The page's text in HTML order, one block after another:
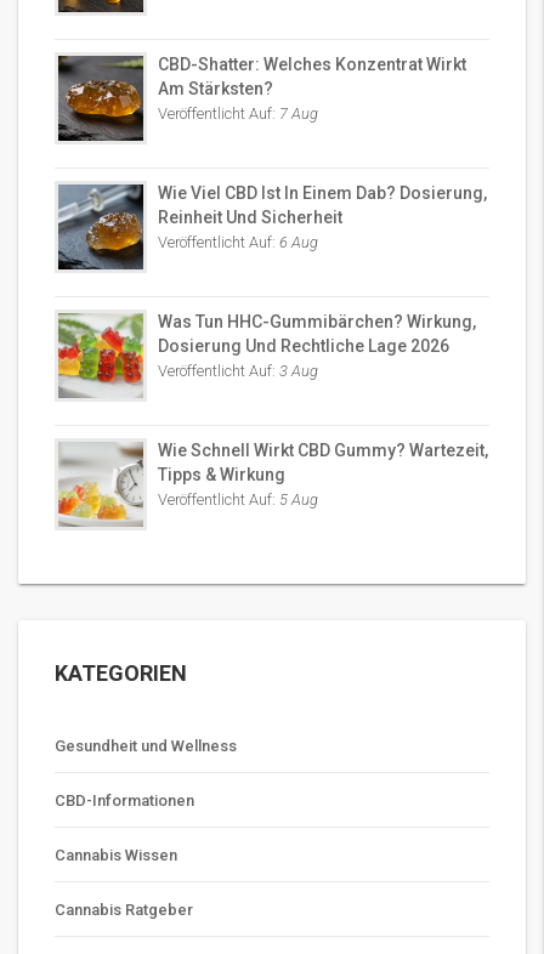
CBD-Shatter: Welches Konzentrat Wirkt
Am Stärksten?
Veröffentlicht Auf: 7 Aug
Wie Viel CBD Ist In Einem Dab? Dosierung,
Reinheit Und Sicherheit
Veröffentlicht Auf: 6 Aug
Was Tun HHC-Gummibärchen? Wirkung,
Dosierung Und Rechtliche Lage 2026
Veröffentlicht Auf: 3 Aug
Wie Schnell Wirkt CBD Gummy? Wartezeit,
Tipps & Wirkung
Veröffentlicht Auf: 5 Aug
KATEGORIEN
Gesundheit und Wellness
CBD-Informationen
Cannabis Wissen
Cannabis Ratgeber